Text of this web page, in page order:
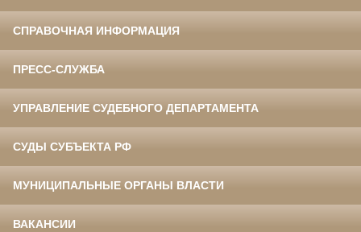
СПРАВОЧНАЯ ИНФОРМАЦИЯ
ПРЕСС-СЛУЖБА
УПРАВЛЕНИЕ СУДЕБНОГО ДЕПАРТАМЕНТА
СУДЫ СУБЪЕКТА РФ
МУНИЦИПАЛЬНЫЕ ОРГАНЫ ВЛАСТИ
ВАКАНСИИ